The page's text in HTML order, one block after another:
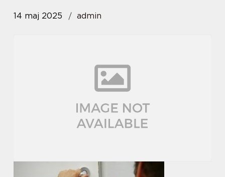
14 maj 2025 admin